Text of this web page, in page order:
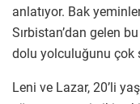
anlatıyor. Bak
Sırbistan’dan gelen
dolu yolculuğunu çok
Leni ve Lazar, 20’li